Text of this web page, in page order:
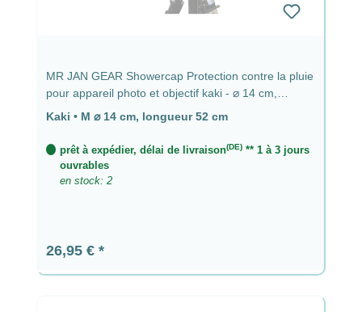
MR JAN GEAR Showercap Protection contre la pluie
pour appareil photo et objectif kaki - ⌀ 14 cm,
longueur 52 cm
Kaki • M ⌀ 14 cm, longueur 52 cm
prêt à expédier, délai de livraison(DE)** 1 à 3 jours
ouvrables
en stock: 2
Prix régulier :
26,95 €